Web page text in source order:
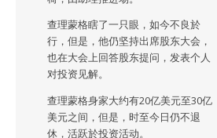
查理蒙格瞎了一只眼，如今不良於
行，但是，他仍坚持出席股东大会，
也在大会上回答股东提问，发表个人
对投资见解。
查理蒙格身家大约有20亿美元至30亿
美元之间，但是，时至今日仍不退
休，活跃於投资活动。